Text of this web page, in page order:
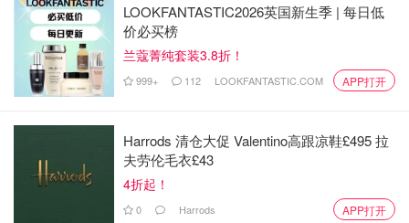
2. M&S玛莎 会员卡
会员卡办理链接
LOOKFANTASTIC2026英国新生季 | 每日低
价必买榜
兰蔻菁纯套装3.8折！
999+ 112 LOOKFANTASTIC.COM APP打开
Harrods 清仓大促 Valentino高跟凉鞋£495 拉
夫劳伦毛衣£43
4折起！
0 Harrods APP打开